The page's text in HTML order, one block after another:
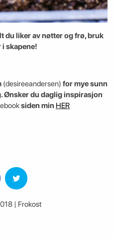
du liker av nøtter og frø, bruk
i skapene!
(desireeandersen) for mye sunn
Ønsker du daglig inspirasjon
siden min HER
| Frokost